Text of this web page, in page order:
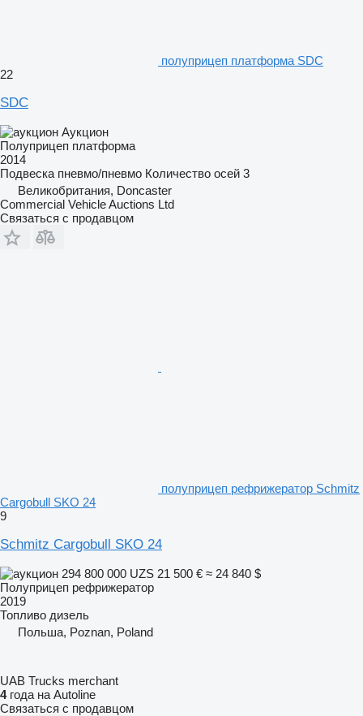
полуприцеп платформа SDC
22
SDC
Аукцион
Полуприцеп платформа
2014
Подвеска пневмо/пневмо Количество осей 3
Великобритания, Doncaster
Commercial Vehicle Auctions Ltd
Связаться с продавцом
полуприцеп рефрижератор Schmitz
Cargobull SKO 24
9
Schmitz Cargobull SKO 24
294 800 000 UZS 21 500 € ≈ 24 840 $
Полуприцеп рефрижератор
2019
Топливо дизель
Польша, Poznan, Poland
UAB Trucks merchant
4года на Autoline
Связаться с продавцом